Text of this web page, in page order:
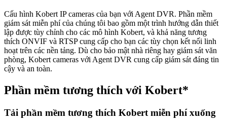
Cấu hình Kobert IP cameras của bạn với Agent DVR. Phần mềm
giám sát miễn phí của chúng tôi bao gồm một trình hướng dẫn thiết
lập được tùy chỉnh cho các mô hình Kobert, và khả năng tương
thích ONVIF và RTSP cung cấp cho bạn các tùy chọn kết nối linh
hoạt trên các nền tảng. Dù cho bảo mật nhà riêng hay giám sát văn
phòng, Kobert cameras với Agent DVR cung cấp giám sát đáng tin
cậy và an toàn.
Phần mềm tương thích với Kobert*
Tải phần mềm tương thích Kobert miễn phí xuống